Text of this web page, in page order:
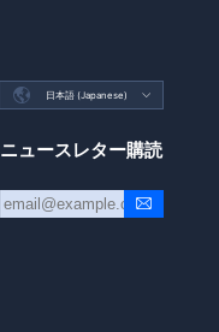
 日本語 (Japanese) 
ニュースレター購読